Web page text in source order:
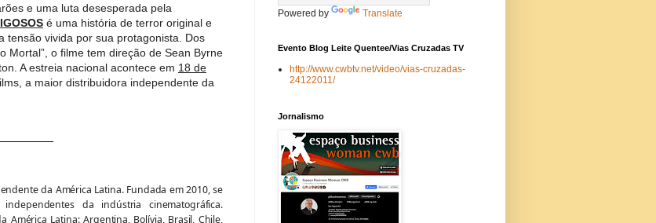
e uma luta desesperada pela
é uma história de terror original e
tensão vivida por sua protagonista. Dos
Mortal”, o filme tem direção de Sean Byrne
A estreia nacional acontece em 18 de
a maior distribuidora independente da
da América Latina. Fundada em 2010, se
da indústria cinematográfica.
América Latina: Argentina, Bolívia, Brasil, Chile,
Powered by Translate
Evento Blog Leite Quentee/Vias Cruzadas TV
http://www.cwbtv.net/video/vias-cruzadas-
24122011/
Jornalismo